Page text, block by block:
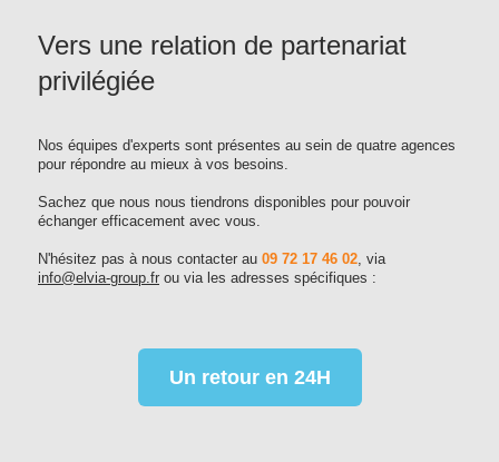
Vers une relation de partenariat
privilégiée
Nos équipes d'experts sont présentes au sein de quatre agences
pour répondre au mieux à vos besoins.
Sachez que nous nous tiendrons disponibles pour pouvoir
échanger efficacement avec vous.
N'hésitez pas à nous contacter au 09 72 17 46 02, via
info@elvia-group.fr ou via les adresses spécifiques :
Un retour en 24H